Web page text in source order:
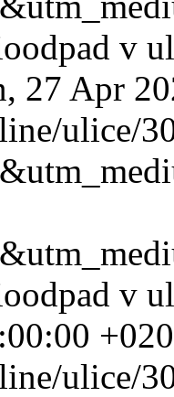
v
27 Apr
ulice/
v
ulice/